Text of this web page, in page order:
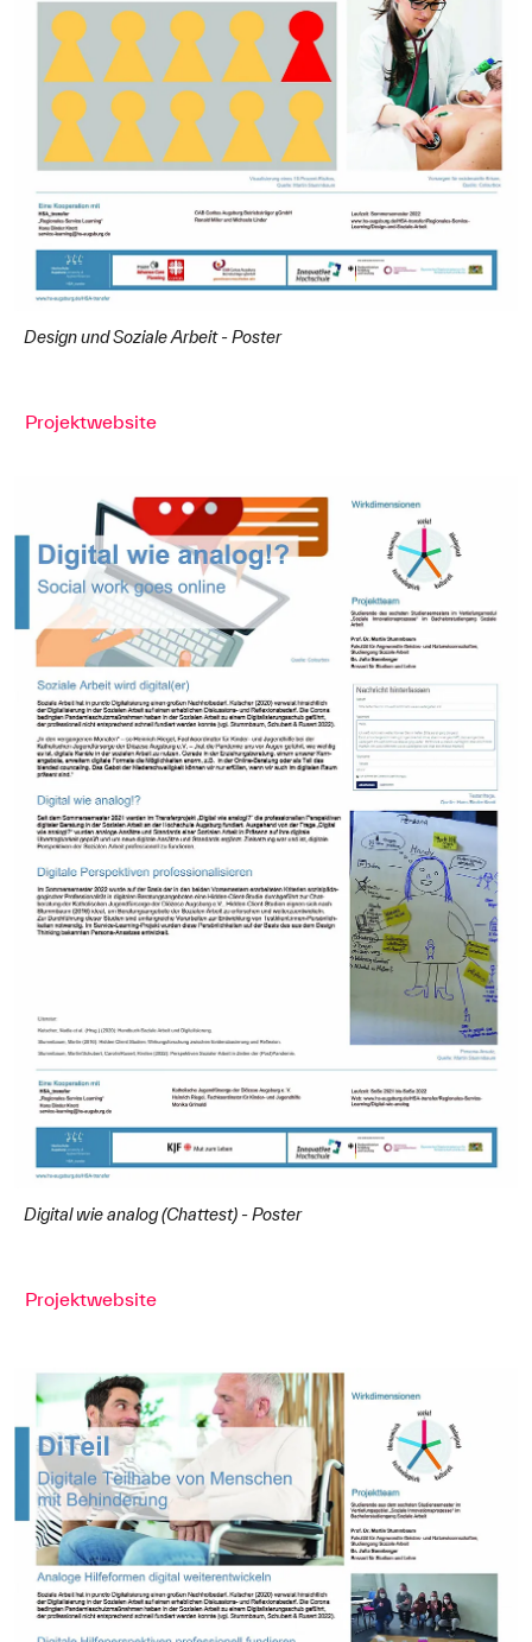
Design und Soziale Arbeit - Poster
Projektwebsite
Digital wie analog (Chattest) - Poster
Projektwebsite